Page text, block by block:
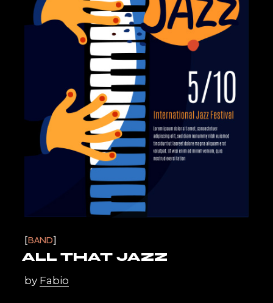
BAND
ALL THAT JAZZ
by Fabio